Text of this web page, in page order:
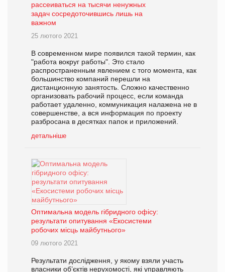
рассеиваться на тысячи ненужных
задач сосредоточившись лишь на
важном
25 лютого 2021
В современном мире появился такой термин, как
"работа вокруг работы". Это стало
распространенным явлением с того момента, как
большинство компаний перешли на
дистанционную занятость. Сложно качественно
организовать рабочий процесс, если команда
работает удаленно, коммуникация налажена не в
совершенстве, а вся информация по проекту
разбросана в десятках папок и приложений.
детальніше
Оптимальна модель гібридного офісу:
результати опитування «Екосистеми
робочих місць майбутнього»
09 лютого 2021
Результати дослідження, у якому взяли участь
власники об’єктів нерухомості, які управляють